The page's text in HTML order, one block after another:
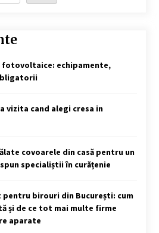
echipamente,
vizita cand alegi cresa in
covoarele din casă pentru un
specialiștii în curățenie
pentru birouri din București: cum
și de ce tot mai multe firme
aparate